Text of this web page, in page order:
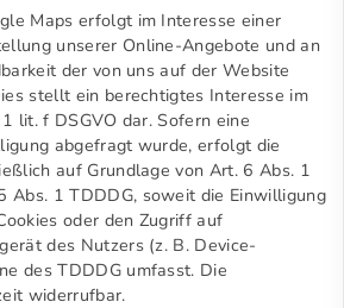
Maps erfolgt im Interesse einer
unserer Online-Angebote und an
der von uns auf der Website
stellt ein berechtigtes Interesse im
lit. f DSGVO dar. Sofern eine
abgefragt wurde, erfolgt die
auf Grundlage von Art. 6 Abs. 1
Abs. 1 TDDDG, soweit die Einwilligung
oder den Zugriff auf
des Nutzers (z. B. Device-
des TDDDG umfasst. Die
widerrufbar.